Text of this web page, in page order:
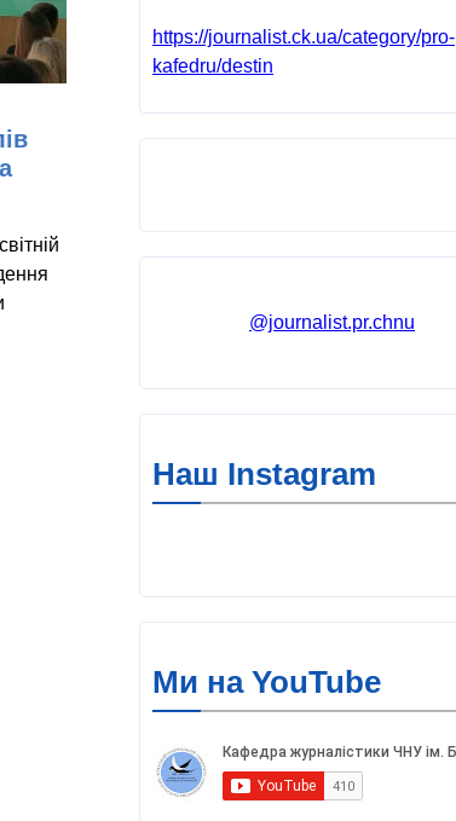
https://journalist.ck.ua/category/pro-
kafedru/destin
@journalist.pr.chnu
Наш Instagram
Ми на YouTube